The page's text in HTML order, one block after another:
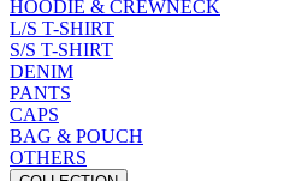
HOODIE & CREWNECK
L/S T-SHIRT
S/S T-SHIRT
DENIM
PANTS
CAPS
BAG & POUCH
OTHERS